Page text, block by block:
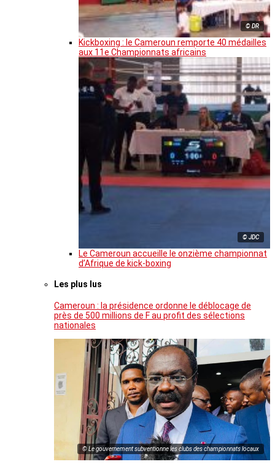
© DR
Kickboxing : le Cameroun remporte 40 médailles
aux 11e Championnats africains
© JDC
Le Cameroun accueille le onzième championnat
d’Afrique de kick-boxing
Les plus lus
Cameroun : la présidence ordonne le déblocage de
près de 500 millions de F au profit des sélections
nationales
© Le gouvernement subventionne les clubs des championnats locaux